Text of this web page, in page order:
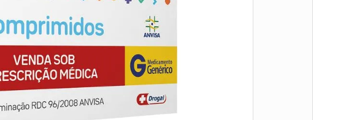
teste gravidez
esmalte